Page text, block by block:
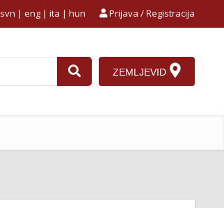
Prijava / Registracija
svn | eng | ita | hun
ZEMLJEVID